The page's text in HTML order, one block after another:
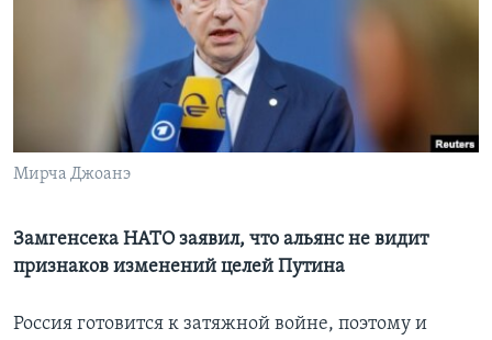
Мирча Джоанэ
Замгенсека НАТО заявил, что альянс не видит
признаков изменений целей Путина
Россия готовится к затяжной войне, поэтому и